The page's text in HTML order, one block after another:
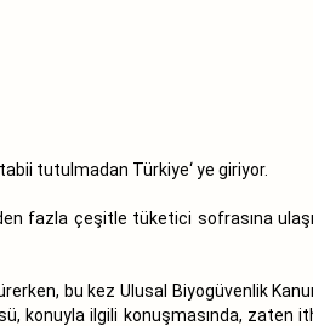
tutulmadan Türkiye‘ ye giriyor.
fazla çeşitle tüketici sofrasına
bu kez Ulusal Biyogüvenlik Kanun
konuyla ilgili konuşmasında, zaten